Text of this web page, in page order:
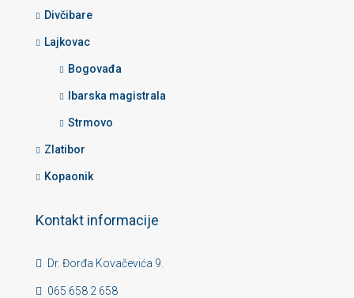
Divčibare
Lajkovac
Bogovađa
Ibarska magistrala
Strmovo
Zlatibor
Kopaonik
Kontakt informacije
Dr. Đorđa Kovačevića 9.
065 658 2 658